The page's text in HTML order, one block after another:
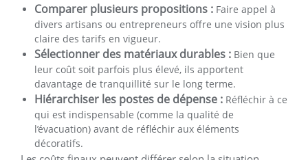
Comparer plusieurs propositions : Faire appel à
divers artisans ou entrepreneurs offre une vision plus
claire des tarifs en vigueur.
Sélectionner des matériaux durables : Bien que
leur coût soit parfois plus élevé, ils apportent
davantage de tranquillité sur le long terme.
Hiérarchiser les postes de dépense : Réfléchir à ce
qui est indispensable (comme la qualité de
l’évacuation) avant de réfléchir aux éléments
décoratifs.